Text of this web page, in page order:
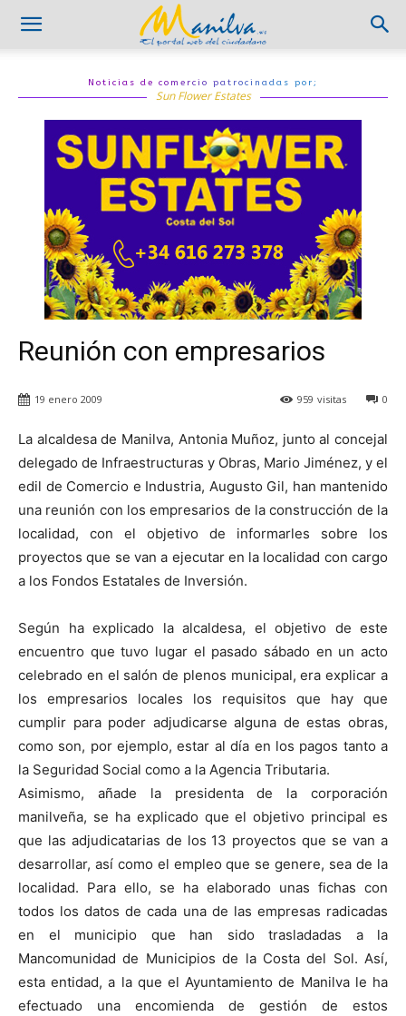
Noticias de comercio patrocinadas por;
Sun Flower Estates
Reunión con empresarios
0
959 visitas
19 enero 2009
La alcaldesa de Manilva, Antonia Muñoz, junto al concejal
delegado de Infraestructuras y Obras, Mario Jiménez, y el
edil de Comercio e Industria, Augusto Gil, han mantenido
una reunión con los empresarios de la construcción de la
localidad, con el objetivo de informarles sobre los
proyectos que se van a ejecutar en la localidad con cargo
a los Fondos Estatales de Inversión.
Según ha explicado la alcaldesa, el objetivo de este
encuentro que tuvo lugar el pasado sábado en un acto
celebrado en el salón de plenos municipal, era explicar a
los empresarios locales los requisitos que hay que
cumplir para poder adjudicarse alguna de estas obras,
como son, por ejemplo, estar al día en los pagos tanto a
la Seguridad Social como a la Agencia Tributaria.
Asimismo, añade la presidenta de la corporación
manilveña, se ha explicado que el objetivo principal es
que las adjudicatarias de los 13 proyectos que se van a
desarrollar, así como el empleo que se genere, sea de la
localidad. Para ello, se ha elaborado unas fichas con
todos los datos de cada una de las empresas radicadas
en el municipio que han sido trasladadas a la
Mancomunidad de Municipios de la Costa del Sol. Así,
esta entidad, a la que el Ayuntamiento de Manilva le ha
efectuado una encomienda de gestión de estos